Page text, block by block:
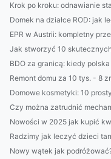
Krok po kroku: odnawianie
Domek na działce ROD: jak
EPR w Austrii: kompletny
Jak stworzyć 10
BDO za granicą: kiedy
Remont domu za 10 tys. - 8
Domowe kosmetyki: 10
Czy można zatrudnić
Nowości w 2025 jak kupić
Radzimy jak leczyć dzieci
Nowy wątek jak